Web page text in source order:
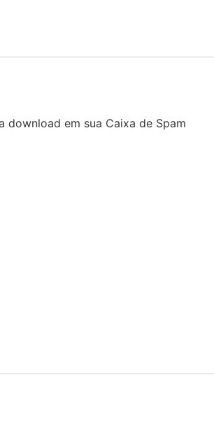
em sua Caixa de Spam